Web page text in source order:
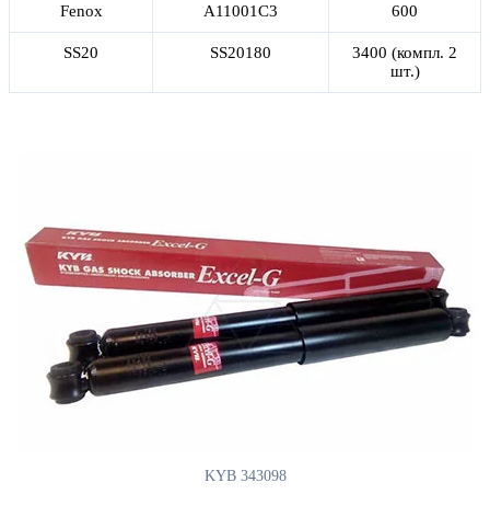
Fenox A11001C3 600
SS20 SS20180
3400 (компл. 2
шт.)
KYB 343098